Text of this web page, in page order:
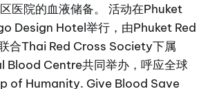
医院的血液储备。 活动在Phuket
Design Hotel举行，由Phuket Red
合Thai Red Cross Society下属
Blood Centre共同举办，呼应全球
of Humanity. Give Blood Save